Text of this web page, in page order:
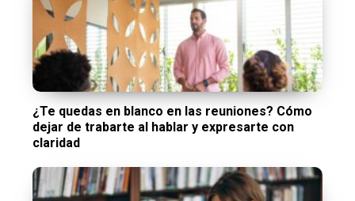
¿Te quedas en blanco en las reuniones? Cómo
dejar de trabarte al hablar y expresarte con
claridad